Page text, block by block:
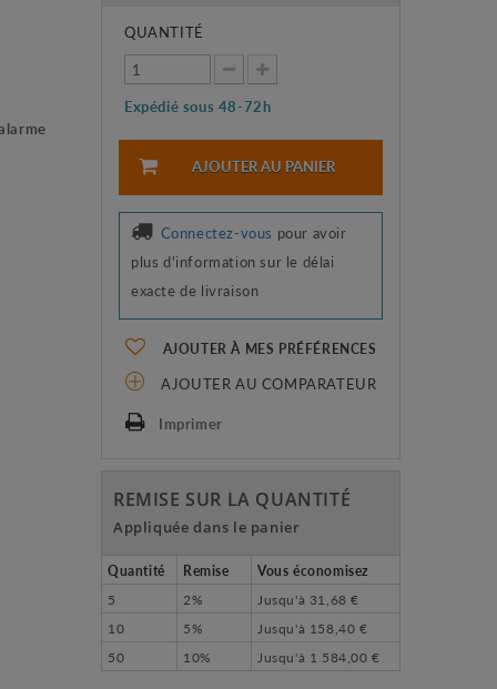
QUANTITÉ
Expédié sous 48-72h
AJOUTER AU PANIER
Connectez-vous pour avoir
plus d'information sur le délai
exacte de livraison
AJOUTER À MES PRÉFÉRENCES
AJOUTER AU COMPARATEUR
Imprimer
REMISE SUR LA QUANTITÉ
Appliquée dans le panier
Quantité Remise
Vous économisez
5
2% Jusqu'à 31,68 €
10
5% Jusqu'à 158,40 €
50
10% Jusqu'à 1 584,00 €